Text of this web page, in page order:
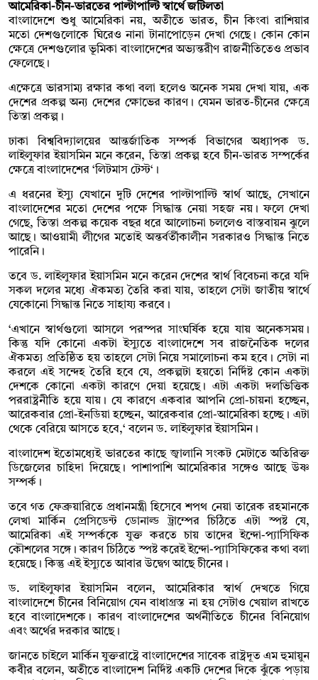
আমেরিকা-চীন-ভারতের পাল্টাপাল্টি স্বার্থে জটিলতা
বাংলাদেশে শুধু আমেরিকা নয়, অতীতে ভারত, চীন কিংবা রাশিয়ার
মতো দেশগুলোকে ঘিরেও নানা টানাপোড়েন দেখা গেছে। কোন কোন
ক্ষেত্রে দেশগুলোর ভূমিকা বাংলাদেশের অভ্যন্তরীণ রাজনীতিতেও প্রভাব
ফেলেছে।
এক্ষেত্রে ভারসাম্য রক্ষার কথা বলা হলেও অনেক সময় দেখা যায়, এক
দেশের প্রকল্প অন্য দেশের ক্ষোভের কারণ। যেমন ভারত-চীনের ক্ষেত্রে
তিস্তা প্রকল্প।
ঢাকা বিশ্ববিদ্যালয়ের আন্তর্জাতিক সম্পর্ক বিভাগের অধ্যাপক ড.
লাইলুফার ইয়াসমিন মনে করেন, তিস্তা প্রকল্প হবে চীন-ভারত সম্পর্কের
ক্ষেত্রে বাংলাদেশের ‘লিটমাস টেস্ট‘।
এ ধরনের ইস্যু যেখানে দুটি দেশের পাল্টাপাল্টি স্বার্থ আছে, সেখানে
বাংলাদেশের মতো দেশের পক্ষে সিদ্ধান্ত নেয়া সহজ নয়। ফলে দেখা
গেছে, তিস্তা প্রকল্প কয়েক বছর ধরে আলোচনা চললেও বাস্তবায়ন ঝুলে
আছে। আওয়ামী লীগের মতোই অন্তর্বর্তীকালীন সরকারও সিদ্ধান্ত নিতে
পারেনি।
তবে ড. লাইলুফার ইয়াসমিন মনে করেন দেশের স্বার্থ বিবেচনা করে যদি
সকল দলের মধ্যে ঐকমত্য তৈরি করা যায়, তাহলে সেটা জাতীয় স্বার্থে
যেকোনো সিদ্ধান্ত নিতে সাহায্য করবে।
‘এখানে স্বার্থগুলো আসলে পরস্পর সাংঘর্ষিক হয়ে যায় অনেকসময়।
কিন্তু যদি কোনো একটা ইস্যুতে বাংলাদেশে সব রাজনৈতিক দলের
ঐকমত্য প্রতিষ্ঠিত হয় তাহলে সেটা নিয়ে সমালোচনা কম হবে। সেটা না
করলে এই সন্দেহ তৈরি হবে যে, প্রকল্পটা হয়তো নির্দিষ্ট কোন একটা
দেশকে কোনো একটা কারণে দেয়া হয়েছে। এটা একটা দলভিত্তিক
পররাষ্ট্রনীতি হয়ে যায়। যে কারণে একবার আপনি প্রো-চায়না হচ্ছেন,
আরেকবার প্রো-ইনডিয়া হচ্ছেন, আরেকবার প্রো-আমেরিকা হচ্ছে। এটা
থেকে বেরিয়ে আসতে হবে,‘ বলেন ড. লাইলুফার ইয়াসমিন।
বাংলাদেশ ইতোমধ্যেই ভারতের কাছে জ্বালানি সংকট মেটাতে অতিরিক্ত
ডিজেলের চাহিদা দিয়েছে। পাশাপাশি আমেরিকার সঙ্গেও আছে উষ্ণ
সম্পর্ক।
তবে গত ফেব্রুয়ারিতে প্রধানমন্ত্রী হিসেবে শপথ নেয়া তারেক রহমানকে
লেখা মার্কিন প্রেসিডেন্ট ডোনাল্ড ট্রাম্পের চিঠিতে এটা স্পষ্ট যে,
আমেরিকা এই সম্পর্ককে যুক্ত করতে চায় তাদের ইন্দো-প্যাসিফিক
কৌশলের সঙ্গে। কারণ চিঠিতে স্পষ্ট করেই ইন্দো-প্যাসিফিকের কথা বলা
হয়েছে। কিন্তু এই ইস্যুতে আবার উদ্বেগ আছে চীনের।
ড. লাইলুফার ইয়াসমিন বলেন, আমেরিকার স্বার্থ দেখতে গিয়ে
বাংলাদেশে চীনের বিনিয়োগ যেন বাধাগ্রস্ত না হয় সেটাও খেয়াল রাখতে
হবে বাংলাদেশকে। কারণ বাংলাদেশের অর্থনীতিতে চীনের বিনিয়োগ
এবং অর্থের দরকার আছে।
জানতে চাইলে মার্কিন যুক্তরাষ্ট্রে বাংলাদেশের সাবেক রাষ্ট্রদূত এম হুমায়ুন
কবীর বলেন, অতীতে বাংলাদেশ নির্দিষ্ট একটি দেশের দিকে ঝুঁকে পড়ায়